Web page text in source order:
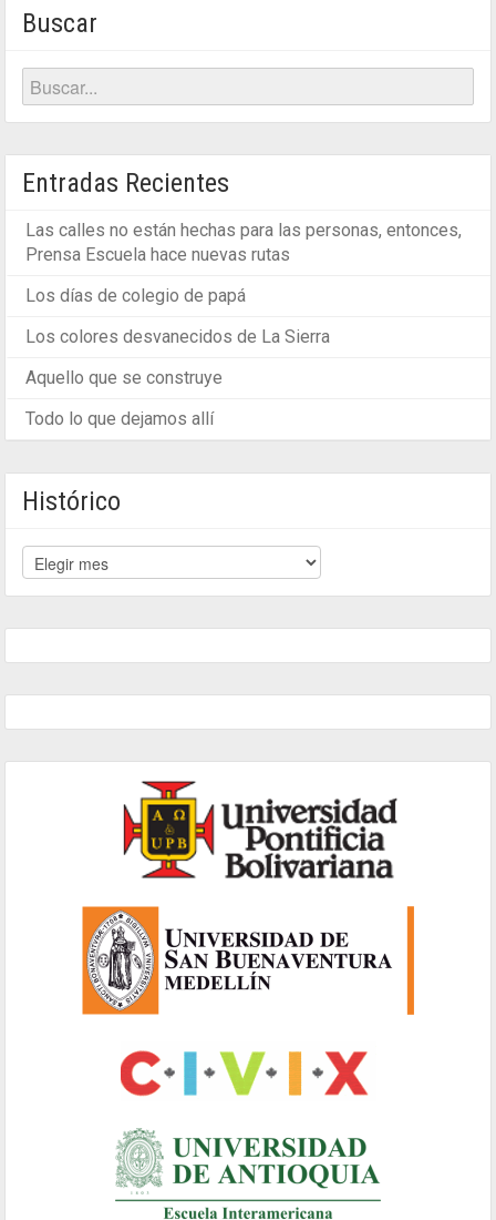
Buscar
Entradas Recientes
Las calles no están hechas para las personas, entonces,
Prensa Escuela hace nuevas rutas
Los días de colegio de papá
Los colores desvanecidos de La Sierra
Aquello que se construye
Todo lo que dejamos allí
Histórico